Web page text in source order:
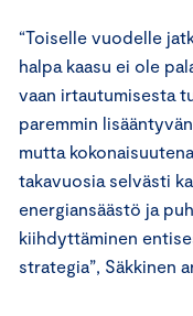
“Toiselle vuodelle
halpa kaasu ei ole
vaan irtautumisesta
paremmin
mutta
takavuosia selvästi
energiansäästö ja
kiihdyttäminen
strategia”, Säkkinen